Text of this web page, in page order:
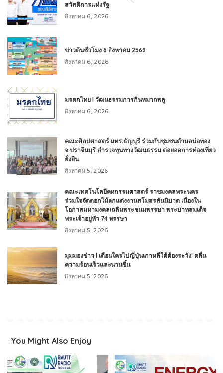
สวัสดิการแห่งรัฐ
สิงหาคม 6, 2026
ข่าวต้นชั่วโมง 6 สิงหาคม 2569
สิงหาคม 6, 2026
มรดกไทย l วัฒนธรรมการกินหมากพลู
สิงหาคม 6, 2026
คณะศิลปศาสตร์ มทร.ธัญบุรี ร่วมกับชุมชนตำบลบ่อทอง
จ.ปราจีนบุรี สำรวจทุนทางวัฒนธรรม ต่อยอดการท่องเที่ยว
ยั่งยืน
สิงหาคม 5, 2026
คณะเทคโนโลยีคหกรรมศาสตร์ ราชมงคลพระนคร
ร่วมใจจัดดอกไม้ตกแต่งงานสโมสรสันนิบาต เนื่องใน
โอกาสมหามงคลเฉลิมพระชนมพรรษา พระบาทสมเด็จ
พระเจ้าอยู่หัว 74 พรรษา
สิงหาคม 5, 2026
มุมมองข่าว l เตือนใครไปญี่ปุ่นเกาหลีใต้ต้องระวัง! คลื่น
ความร้อนเร็วและนานขึ้น
สิงหาคม 5, 2026
You Might Also Enjoy